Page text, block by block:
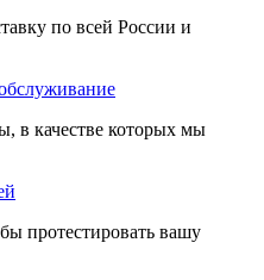
по всей России и
в качестве которых мы
протестировать вашу